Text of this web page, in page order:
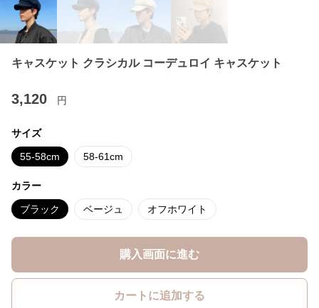
キャスケット クラシカル コーデュロイ キャスケット
3,120 円
サイズ
55-58cm 58-61cm
カラー
ブラック ベージュ オフホワイト
購入画面に進む
カートに追加する